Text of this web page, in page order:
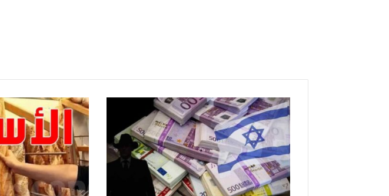
اسرائيلي
يُدير
جمعية
للكشف
عن
المتفجرات
وينجح
في
قرارات
جديدة
للغرفة
الوطنية
لأصحاب
المخابز